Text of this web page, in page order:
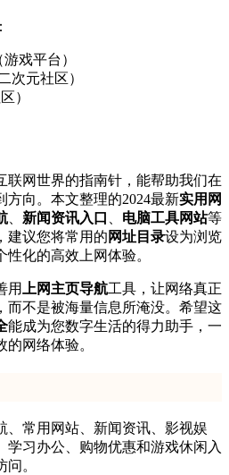
：
游戏平台）
次元社区）
）
联网世界的指南针，能帮助我们在
方向。本文整理的2024最新实用网
新闻资讯入口 电脑工具网站等
，建议您将常用的 网址目录设为浏览
化的高效上网体验。
用 上网主页导航工具，让网络真正
而不是被海量信息所淹没。希望这
能成为您数字生活的得力助手，一
网络体验。
、常用网站、新闻资讯、影视娱
学习办公、购物优惠和游戏休闲入
。